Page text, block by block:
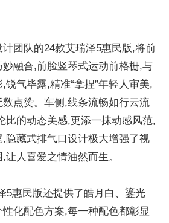
团队的24款艾瑞泽5惠民版,将前
融合,前脸竖琴式运动前格栅,与
锐气毕露,精准“拿捏”年轻人审美,
点赞。车侧,线条流畅如行云流
比的动态美感,更添一抹动感风范,
隐藏式排气口设计极大增强了视
人喜爱之情油然而生。
5惠民版还提供了皓月白、鎏光
性化配色方案,每一种配色都彰显